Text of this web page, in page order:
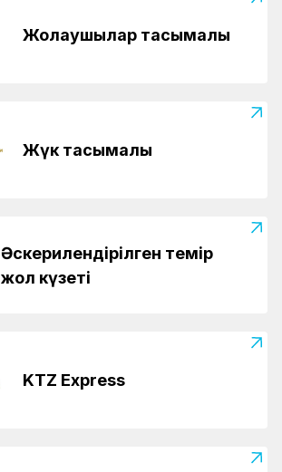
Жолаушылар тасымалы
Жүк тасымалы
Әскерилендірілген темір
жол күзеті
KTZ Express